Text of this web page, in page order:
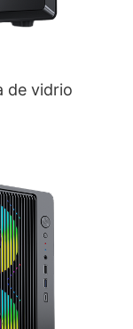
de vidrio